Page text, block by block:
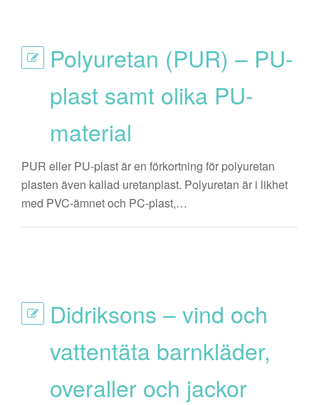
Polyuretan (PUR) – PU-
plast samt olika PU-
material
PUR eller PU-plast är en förkortning för polyuretan
plasten även kallad uretanplast. Polyuretan är i likhet
med PVC-ämnet och PC-plast,…
Didriksons – vind och
vattentäta barnkläder,
overaller och jackor